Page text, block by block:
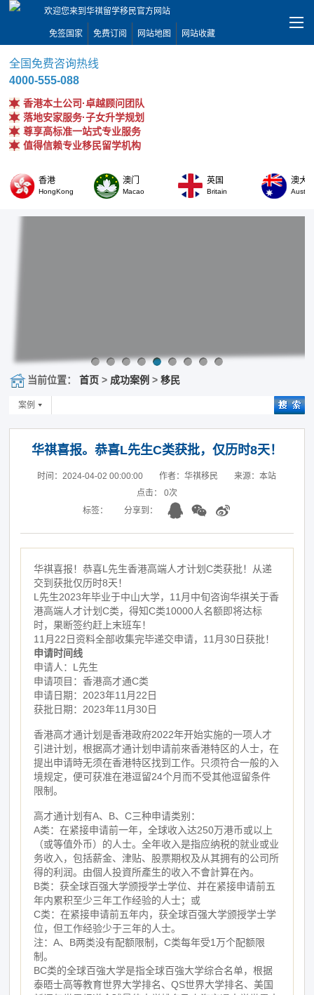
欢迎您来到华祺留学移民官方网站
免签国家 免费订阅 网站地图 网站收藏
全国免费咨询热线
4000-555-088
香港本土公司·卓越顾问团队
落地安家服务·子女升学规划
尊享高标准一站式专业服务
值得信赖专业移民留学机构
香港
HongKong
澳门
Macao
英国
Britain
澳大
当前位置： 首页 > 成功案例 >移民
案例
华祺喜报。恭喜L先生C类获批，仅历时8天！
时间：2024-04-02 00:00:00 作者：华祺移民
来源：本站
点击： 0次
标签：
分享到：
华祺喜报！恭喜L先生香港高端人才计划C类获批！从递
交到获批仅历时8天！
L先生2023年毕业于中山大学，11月中旬咨询华祺关于香
港高端人才计划C类，得知C类10000人名额即将达标
时，果断签约赶上末班车！
11月22日资料全部收集完毕递交申请，11月30日获批！
申请时间线
申请人：L先生
申请项目：香港高才通C类
申请日期：2023年11月22日
获批日期：2023年11月30日
香港高才通计划是香港政府2022年开始实施的一项人才
引进计划，根据高才通计划申请前來香港特区的人士，在
提出申请時无须在香港特区找到工作。只须符合一般的入
境规定，便可获准在港逗留24个月而不受其他逗留条件
限制。
高才通计划有A、B、C三种申请类别：
A类：在紧接申请前一年，全球收入达250万港币或以上
（或等值外币）的人士。全年收入是指应纳税的就业或业
务收入，包括薪金、津贴、股票期权及从其拥有的公司所
得的利润。由個人投資所產生的收入不會計算在內。
B类：获全球百强大学颁授学士学位、并在紧接申请前五
年内累积至少三年工作经验的人士；或
C类：在紧接申请前五年内，获全球百强大学颁授学士学
位，但工作经验少于三年的人士。
注：A、B两类没有配额限制，C类每年受1万个配额限
制。
BC类的全球百強大学是指全球百強大学综合名单，根据
泰晤士高等教育世界大学排名、QS世界大学排名、美国